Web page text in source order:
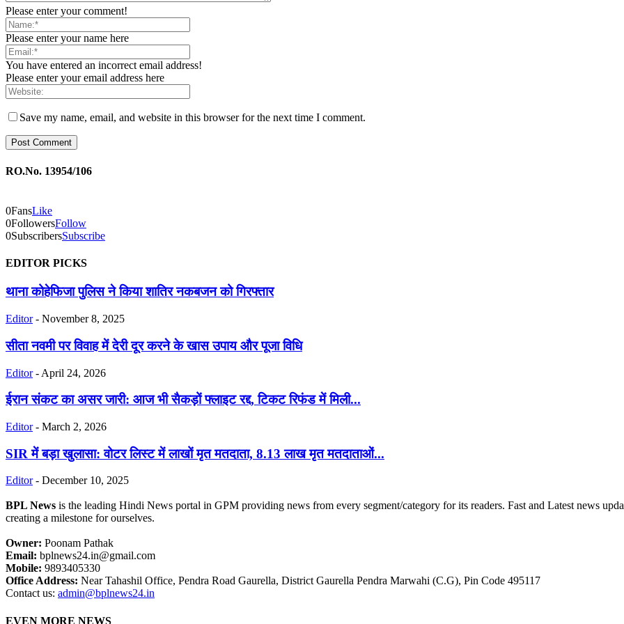
Please enter your comment!
Please enter your name here
You have entered an incorrect email address!
Please enter your email address here
Save my name, email, and website in this browser for the next time I comment.
RO.No. 13954/106
0FansLike
0FollowersFollow
0SubscribersSubscribe
EDITOR PICKS
थाना कोहेफिजा पुलिस ने किया शातिर नकबजन को गिरफ्तार
Editor - November 8, 2025
सीता नवमी पर विवाह में देरी दूर करने के खास उपाय और पूजा विधि
Editor - April 24, 2026
ईरान संकट का असर जारी: आज भी सैकड़ों फ्लाइट रद्द, टिकट रिफंड में मिली...
Editor - March 2, 2026
SIR में बड़ा खुलासा: वोटर लिस्ट में लाखों मृत मतदाता, 8.13 लाख मृत मतदाताओं...
Editor - December 10, 2025
BPL News is the leading Hindi News portal in GPM providing news from every segment/category for its readers. Fast and Latest news
creating a milestone for ourselves.
Owner: Poonam Pathak
Email: bplnews24.in@gmail.com
Mobile: 9893405330
Office Address: Near Tahashil Office, Pendra Road Gaurella, District Gaurella Pendra Marwahi (C.G), Pin Code 495117
Contact us: admin@bplnews24.in
EVEN MORE NEWS